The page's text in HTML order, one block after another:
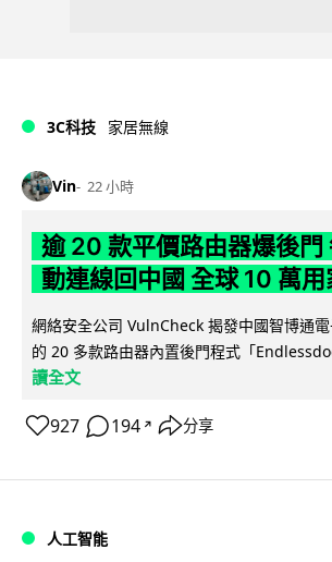
3C科技 家居無線
Vin 22 小時
逾 20 款平價路由器爆後門
動連線回中國 全球 10 萬
網絡安全公司 VulnCheck 揭發中國智博通
的 20 多款路由器內置後門程式「
讀全文
927 194 ↗ 分享
人工智能